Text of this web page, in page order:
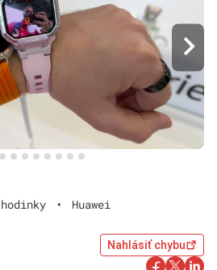
• Huawei
Nahlásiť chybu